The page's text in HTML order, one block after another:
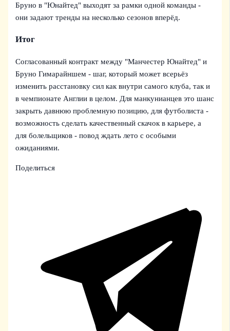
Бруно в "Юнайтед" выходят за рамки одной команды -
они задают тренды на несколько сезонов вперёд.
Итог
Согласованный контракт между "Манчестер Юнайтед" и
Бруно Гимарайншем - шаг, который может всерьёз
изменить расстановку сил как внутри самого клуба, так и
в чемпионате Англии в целом. Для манкунианцев это шанс
закрыть давнюю проблемную позицию, для футболиста -
возможность сделать качественный скачок в карьере, а
для болельщиков - повод ждать лето с особыми
ожиданиями.
Поделиться